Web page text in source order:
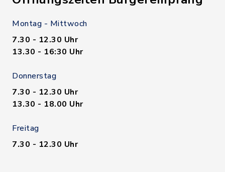
Montag - Mittwoch
7.30 - 12.30 Uhr
13.30 - 16:30 Uhr
Donnerstag
7.30 - 12.30 Uhr
13.30 - 18.00 Uhr
Freitag
7.30 - 12.30 Uhr